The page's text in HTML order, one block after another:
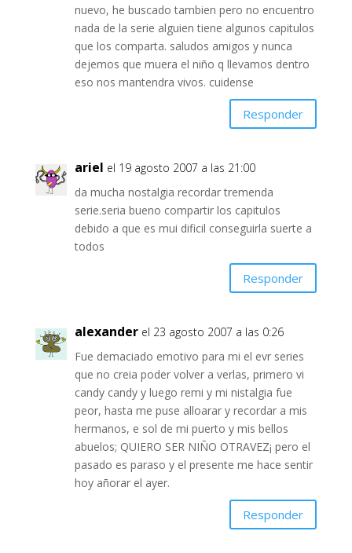
nuevo, he buscado tambien pero no encuentro
nada de la serie alguien tiene algunos capitulos
que los comparta. saludos amigos y nunca
dejemos que muera el niño q llevamos dentro
eso nos mantendra vivos. cuidense
Responder
ariel el 19 agosto 2007 a las 21:00
da mucha nostalgia recordar tremenda
serie.seria bueno compartir los capitulos
debido a que es mui dificil conseguirla suerte a
todos
Responder
alexander el 23 agosto 2007 a las 0:26
Fue demaciado emotivo para mi el evr series
que no creia poder volver a verlas, primero vi
candy candy y luego remi y mi nistalgia fue
peor, hasta me puse alloarar y recordar a mis
hermanos, e sol de mi puerto y mis bellos
abuelos; QUIERO SER NIÑO OTRAVEZ¡ pero el
pasado es paraso y el presente me hace sentir
hoy añorar el ayer.
Responder